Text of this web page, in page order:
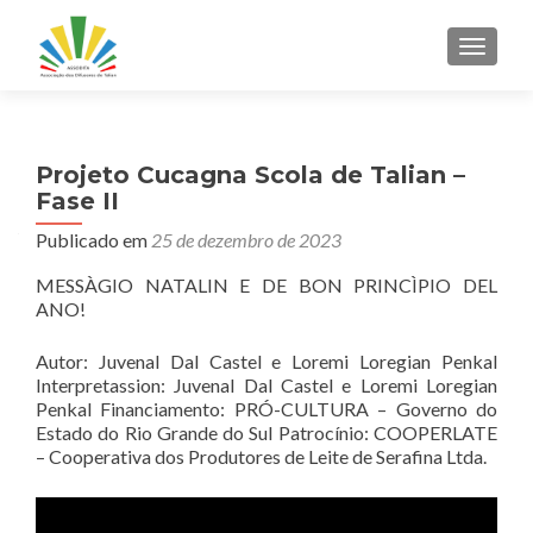
Projeto Cucagna Scola de Talian –
Fase II
Publicado em 25 de dezembro de 2023
MESSÀGIO NATALIN E DE BON PRINCÌPIO DEL
ANO!
Autor: Juvenal Dal Castel e Loremi Loregian Penkal
Interpretassion: Juvenal Dal Castel e Loremi Loregian
Penkal Financiamento: PRÓ-CULTURA – Governo do
Estado do Rio Grande do Sul Patrocínio: COOPERLATE
– Cooperativa dos Produtores de Leite de Serafina Ltda.